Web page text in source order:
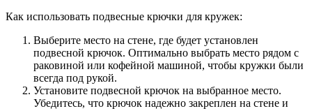
Как использовать подвесные крючки для кружек:
Выберите место на стене, где будет установлен
подвесной крючок. Оптимально выбрать место рядом с
раковиной или кофейной машиной, чтобы кружки были
всегда под рукой.
Установите подвесной крючок на выбранное место.
Убедитесь, что крючок надежно закреплен на стене и